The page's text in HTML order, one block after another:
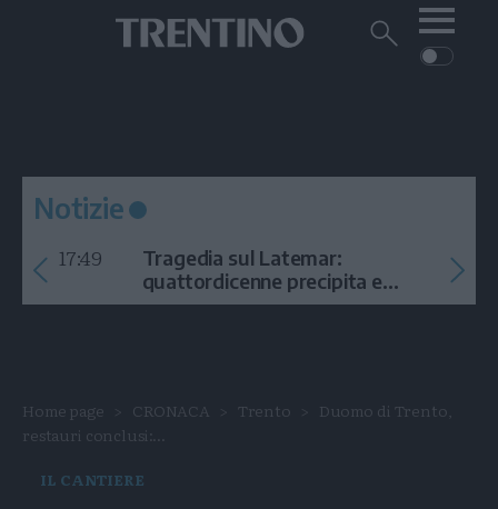
Cerca
CRONACA
GARDA
CULTURA
VIDEO
Notizie
17:49
Tragedia sul Latemar:
quattordicenne precipita e
muore
Home page CRONACA Trento
Duomo di Trento,
restauri conclusi:...
IL CANTIERE